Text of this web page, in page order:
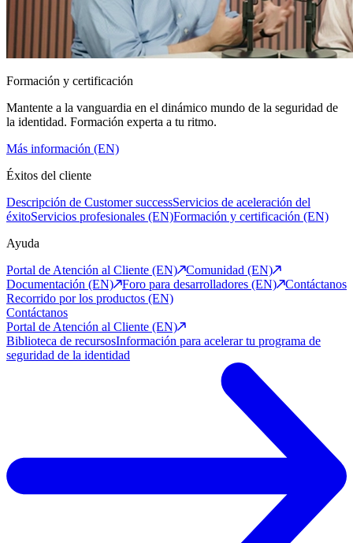
Formación y certificación
Mantente a la vanguardia en el dinámico mundo de la seguridad de
la identidad. Formación experta a tu ritmo.
Más información (EN)
Éxitos del cliente
Descripción de Customer successServicios de aceleración del
éxitoServicios profesionales (EN)Formación y certificación (EN)
Ayuda
Portal de Atención al Cliente (EN)
Comunidad (EN)
Documentación (EN)
Foro para desarrolladores (EN)
Contáctanos
Recorrido por los productos (EN)
Contáctanos
Portal de Atención al Cliente (EN)
Biblioteca de recursosInformación para acelerar tu programa de
seguridad de la identidad